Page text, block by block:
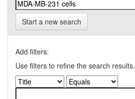
Start a new search
Add filters:
Use filters to refine the search results.